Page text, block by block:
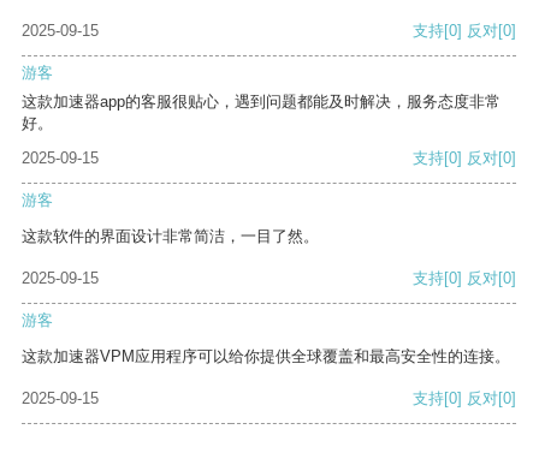
2025-09-15 支持[0] 反对[0]
游客
这款加速器app的客服很贴心，遇到问题都能及时解决，服务态度非常
好。
2025-09-15
支持[0] 反对[0]
游客
这款软件的界面设计非常简洁，一目了然。
2025-09-15 支持[0] 反对[0]
游客
这款加速器VPM应用程序可以给你提供全球覆盖和最高安全性的连接。
2025-09-15 支持[0] 反对[0]